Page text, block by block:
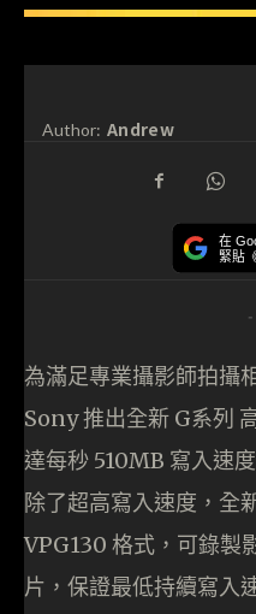
Author: Andrew
在
緊貼
-
為滿足專業攝影師拍攝
Sony 推出全新 G系列
達每秒 510MB 寫入速
除了超高寫入速度，全
VPG130 格式，可錄
片，保證最低持續寫入